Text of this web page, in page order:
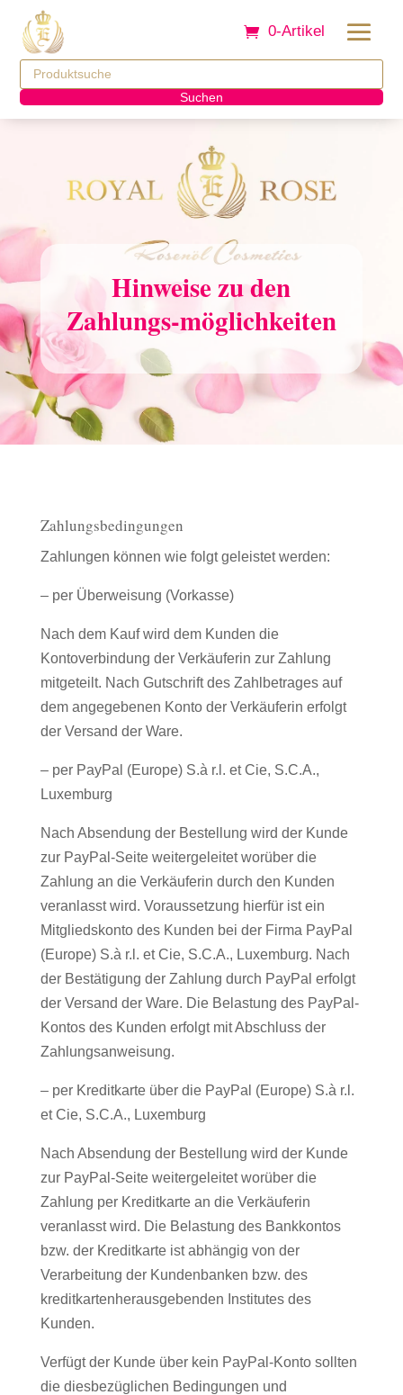
0-Artikel
Suchen
Hinweise zu den
Zahlungs-möglichkeiten
Zahlungsbedingungen
Zahlungen können wie folgt geleistet werden:
– per Überweisung (Vorkasse)
Nach dem Kauf wird dem Kunden die
Kontoverbindung der Verkäuferin zur Zahlung
mitgeteilt. Nach Gutschrift des Zahlbetrages auf
dem angegebenen Konto der Verkäuferin erfolgt
der Versand der Ware.
– per PayPal (Europe) S.à r.l. et Cie, S.C.A.,
Luxemburg
Nach Absendung der Bestellung wird der Kunde
zur PayPal-Seite weitergeleitet worüber die
Zahlung an die Verkäuferin durch den Kunden
veranlasst wird. Voraussetzung hierfür ist ein
Mitgliedskonto des Kunden bei der Firma PayPal
(Europe) S.à r.l. et Cie, S.C.A., Luxemburg. Nach
der Bestätigung der Zahlung durch PayPal erfolgt
der Versand der Ware. Die Belastung des PayPal-
Kontos des Kunden erfolgt mit Abschluss der
Zahlungsanweisung.
– per Kreditkarte über die PayPal (Europe) S.à r.l.
et Cie, S.C.A., Luxemburg
Nach Absendung der Bestellung wird der Kunde
zur PayPal-Seite weitergeleitet worüber die
Zahlung per Kreditkarte an die Verkäuferin
veranlasst wird. Die Belastung des Bankkontos
bzw. der Kreditkarte ist abhängig von der
Verarbeitung der Kundenbanken bzw. des
kreditkartenherausgebenden Institutes des
Kunden.
Verfügt der Kunde über kein PayPal-Konto sollten
die diesbezüglichen Bedingungen und